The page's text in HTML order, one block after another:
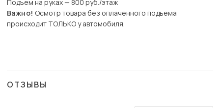
Подъем на руках — 800 руб./этаж
Важно! Осмотр товара без оплаченного подъема
происходит ТОЛЬКО у автомобиля.
ОТЗЫВЫ